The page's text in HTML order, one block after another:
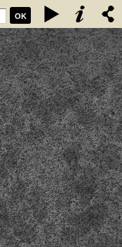
OK
sont régis &
de la ville,... de
Par messires
comte de Foix, Gaston
1494. 1495. & 1517 -